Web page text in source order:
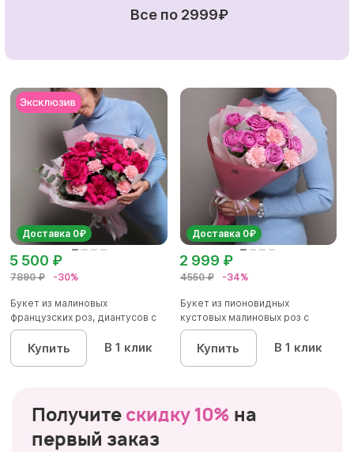
Все по 2999₽
Доставка 0₽
7890 ₽ -30%
5 500 ₽
Букет из малиновых
французских роз, диантусов с
эвкалип...
Купить В 1 клик
Доставка 0₽
4550 ₽ -34%
2 999 ₽
Букет из пионовидных
кустовых малиновых роз с
диантусом...
Купить В 1 клик
Получите скидку 10% на
первый заказ